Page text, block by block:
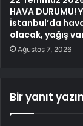
HAVA DURUMU!
İstanbul’da
olacak, yağış
Ağustos 7, 2026
Bir yanıt yazın